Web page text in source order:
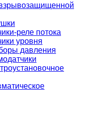
реле потока
уровня
давления